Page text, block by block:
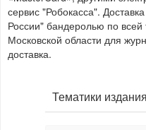
сервис "Робокасса".
России" бандеролью по
Московской области для
доставка.
Тематики издания